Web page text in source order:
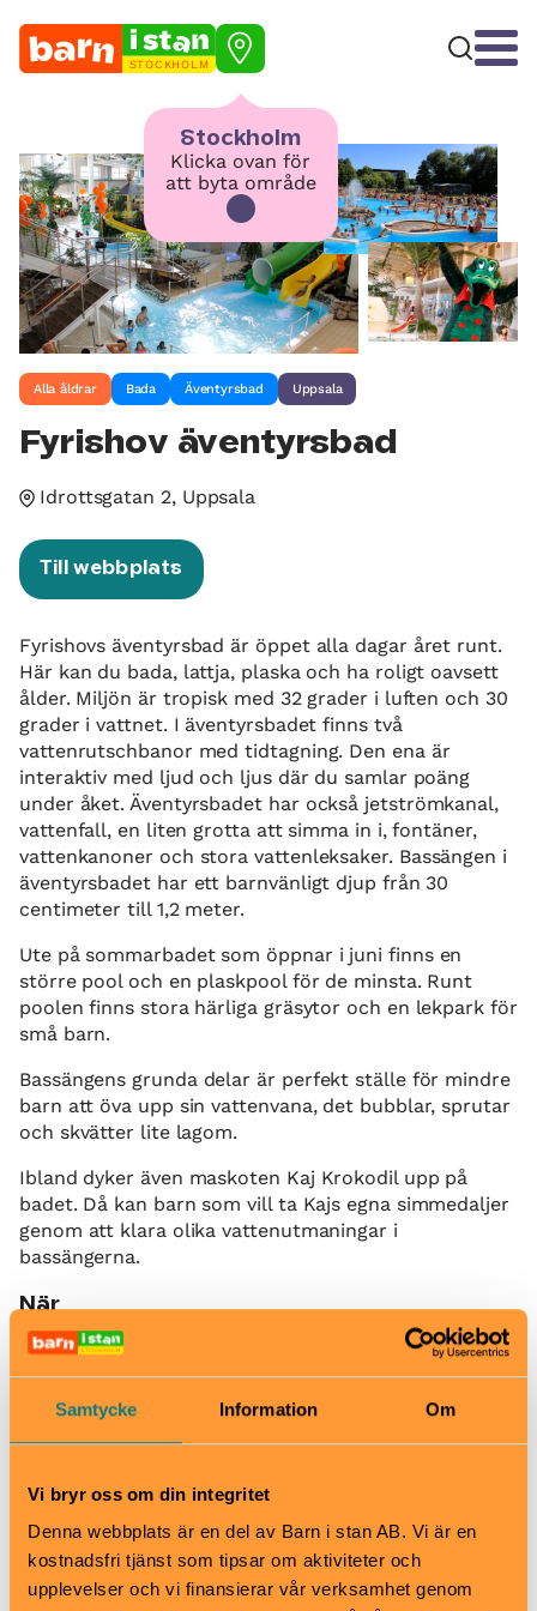
Samtycke Information Om
Vi bryr oss om din integritet
Denna webbplats är en del av Barn i stan AB. Vi är en
kostnadsfri tjänst som tipsar om aktiviteter och
upplevelser och vi finansierar vår verksamhet genom
STOCKHOLM
Stockholm
Klicka ovan för
att byta område
Alla åldrar Bada Äventyrsbad Uppsala
Fyrishov äventyrsbad
Idrottsgatan 2, Uppsala
Till webbplats
Fyrishovs äventyrsbad är öppet alla dagar året runt.
Här kan du bada, lattja, plaska och ha roligt oavsett
ålder. Miljön är tropisk med 32 grader i luften och 30
grader i vattnet. I äventyrsbadet finns två
vattenrutschbanor med tidtagning. Den ena är
interaktiv med ljud och ljus där du samlar poäng
under åket. Äventyrsbadet har också jetströmkanal,
vattenfall, en liten grotta att simma in i, fontäner,
vattenkanoner och stora vattenleksaker. Bassängen i
äventyrsbadet har ett barnvänligt djup från 30
centimeter till 1,2 meter.
Ute på sommarbadet som öppnar i juni finns en
större pool och en plaskpool för de minsta. Runt
poolen finns stora härliga gräsytor och en lekpark för
små barn.
Bassängens grunda delar är perfekt ställe för mindre
barn att öva upp sin vattenvana, det bubblar, sprutar
och skvätter lite lagom.
Ibland dyker även maskoten Kaj Krokodil upp på
badet. Då kan barn som vill ta Kajs egna simmedaljer
genom att klara olika vattenutmaningar i
bassängerna.
När
Alla dagar 9.00–19.00
Vuxen (16+): 135 kr
Bra att veta
Hiss och ramper
Kafé
Restaurang